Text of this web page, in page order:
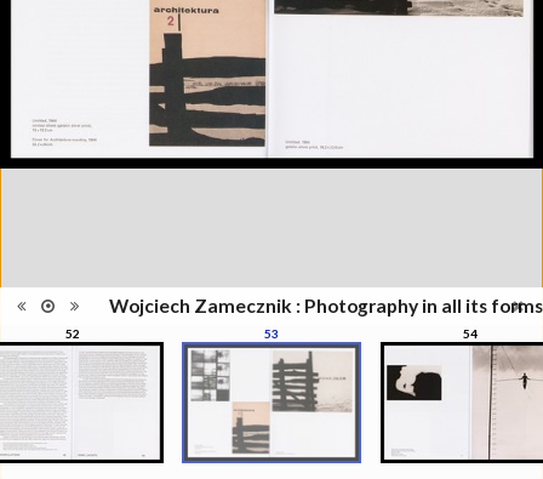
Wojciech Zamecznik : Photography in all its forms
52 53 54
septembre - 31 décembre 2016
Revues, Journaux
images
Couleur, Noir & Blanc
Nombre de
pages
208 pages